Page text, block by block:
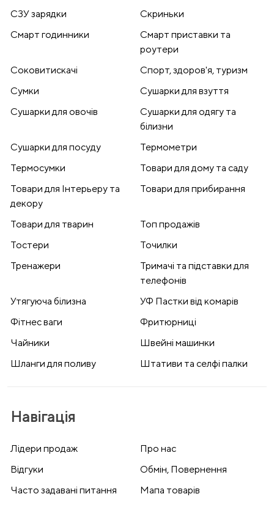
СЗУ зарядки
Скриньки
Смарт годинники
Смарт приставки та
роутери
Соковитискачі
Спорт, здоров'я, туризм
Сумки
Сушарки для взуття
Сушарки для овочів
Сушарки для одягу та
білизни
Сушарки для посуду
Термометри
Термосумки
Товари для дому та саду
Товари для Інтерьеру та
декору
Товари для прибирання
Товари для тварин
Топ продажів
Тостери
Точилки
Тренажери
Тримачі та підставки для
телефонів
Утягуюча білизна
УФ Пастки від комарів
Фітнес ваги
Фритюрниці
Чайники
Швейні машинки
Шланги для поливу
Штативи та селфі палки
Навігація
Лідери продаж
Про нас
Відгуки
Обмін, Повернення
Часто задавані питання
Мапа товарів